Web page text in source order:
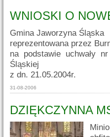
WNIOSKI O
Gmina Jaworzyna Śląska
reprezentowana przez
na podstawie uchwały
Śląskiej
z dn. 21.05.2004r.
31-08-2006
DZIĘKCZYNNA